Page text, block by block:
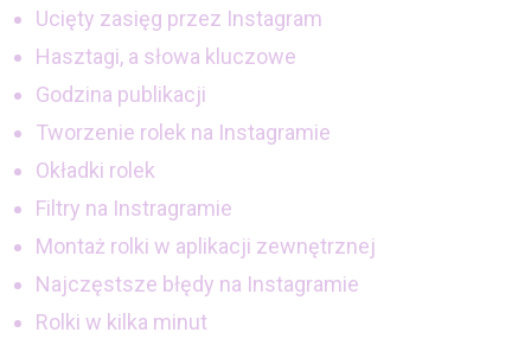
Ucięty zasięg przez Instagram
Hasztagi, a słowa kluczowe
Godzina publikacji
Tworzenie rolek na Instagramie
Okładki rolek
Filtry na Instragramie
Montaż rolki w aplikacji zewnętrznej
Najczęstsze błędy na Instagramie
Rolki w kilka minut